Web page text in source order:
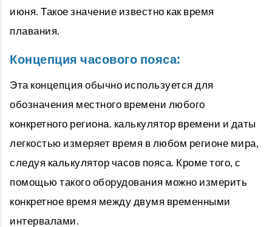
июня. Такое значение известно как время
плавания.
Концепция часового пояса:
Эта концепция обычно используется для
обозначения местного времени любого
конкретного региона. калькулятор времени и даты
легкостью измеряет время в любом регионе мира,
следуя калькулятор часов пояса. Кроме того, с
помощью такого оборудования можно измерить
конкретное время между двумя временными
интервалами.